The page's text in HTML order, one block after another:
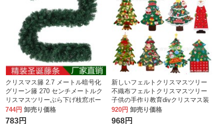
クリスマス籐 2.7 メートル暗号化
グリーン籐 270 センチメートルク
リスマスツリーぶら下げ枝窓ポー
チドア装飾ガーランド籐の枝
744円 卸売り価格
783円
新しいフェルトクリスマスツリー
不織布フェルトクリスマスツリー
子供の手作り教育diyクリスマス装
飾ペンダント
920円 卸売り価格
968円